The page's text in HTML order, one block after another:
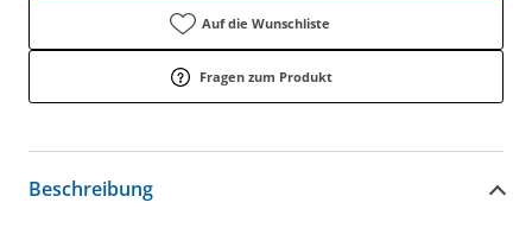
Auf die Wunschliste
Fragen zum Produkt
Beschreibung